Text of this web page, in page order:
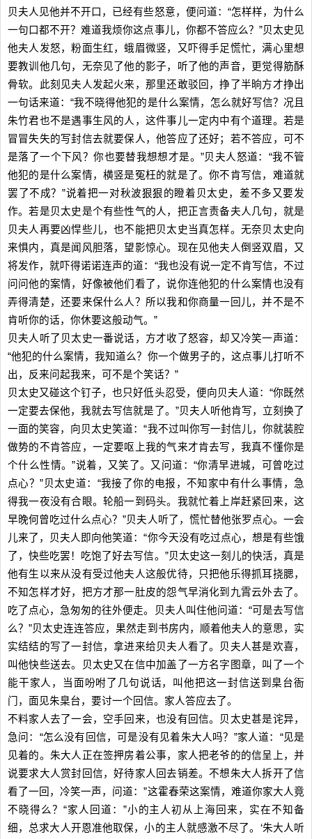
贝夫人见他并不开口，已经有些怒意，便问道：“怎样样，为什么
一句口都不开？难道我烦你这点事儿，你都不答应么？”贝太史见
他夫人发怒，粉面生红，蛾眉微竖，又吓得手足慌忙，满心里想
要教训他几句，无奈见了他的影子，听了他的声音，更觉得筋酥
骨软。此刻见夫人发起火来，那里还敢驳回，挣了半晌方才挣出
一句话来道：“我不晓得他犯的是什么案情，怎么就好写信？况且
朱竹君也不是遇事生风的人，这件事儿一定内中有个道理。若是
冒冒失失的写封信去就要保人，他答应了还好；若不答应，可不
是落了一个下风？你也要替我想想才是。”贝夫人怒道：“我不管
他犯的是什么案情，横竖是冤枉的就是了。你不肯写信，难道就
罢了不成？”说着把一对秋波狠狠的瞪着贝太史，差不多又要发
作。若是贝太史是个有些性气的人，把正言责备夫人几句，就是
贝夫人再要凶悍些儿，也不能把贝太史当真怎样。无奈贝太史向
来惧内，真是闻风胆落，望影惊心。现在见他夫人倒竖双眉，又
将发作，就吓得诺诺连声的道：“我也没有说一定不肯写信，不过
问问他的案情，好像被他们看了，说你连他犯的什么案情也没有
弄得清楚，还要来保什么人？所以我和你商量一回儿，并不是不
肯听你的话，你休要这般动气。”
贝夫人听了贝太史一番说话，方才收了怒容，却又冷笑一声道：
“他犯的什么案情，我知道么？你一个做男子的，这点事儿打听不
出，反来问起我来，可不是个笑话？”
贝太史又碰这个钉子，也只好低头忍受，便向贝夫人道：“你既然
一定要去保他，我就去写信就是了。”贝夫人听他肯写，立刻换了
一面的笑容，向贝太史笑道：“我不过叫你写一封信儿，你就装腔
做势的不肯答应，一定要呕上我的气来才肯去写，我真不懂你是
个什么性情。”说着，又笑了。又问道：“你清早进城，可曾吃过
点心？”贝太史道：“我接了你的电报，不知家中有什么事情，急
得我一夜没有合眼。轮船一到码头。我就忙着上岸赶紧回来，这
早晚何曾吃过什么点心？”贝夫人听了，慌忙替他张罗点心。一会
儿来了，贝夫人即向他笑道：“你今天没有吃过点心，想是有些饿
了，快些吃罢！吃饱了好去写信。”贝太史这一刻儿的快活，真是
他有生以来从没有受过他夫人这般优待，只把他乐得抓耳挠腮，
不知怎样才好，把方才那一肚皮的怨气早消化到九霄云外去了。
吃了点心，急匆匆的往外便走。贝夫人叫住他问道：“可是去写信
么？”贝太史连连答应，果然走到书房内，顺着他夫人的意思，实
实结结的写了一封信，拿进来给贝夫人看了。贝夫人甚是欢喜，
叫他快些送去。贝太史又在信中加盖了一方名字图章，叫了一个
能干家人，当面吩咐了几句说话，叫他把这一封信送到臬台衙
门，面见朱臬台，要讨一个回信。家人答应去了。
不料家人去了一会，空手回来，也没有回信。贝太史甚是诧异，
急问：“怎么没有回信，可是没有见着朱大人吗？”家人道：“见是
见着的。朱大人正在签押房着公事，家人把老爷的的信呈上，并
说要求大人赏封回信，好待家人回去销差。不想朱大人拆开了信
看了一回，冷笑一声，问道：”这霍春荣这案情，难道你家大人竟
不晓得么？“家人回道：”小的主人初从上海回来，实在不知备
细，总求大人开恩准他取保，小的主人就感激不尽了。‘朱大人听